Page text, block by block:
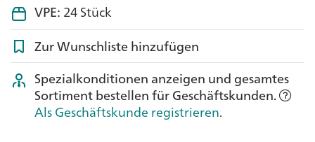
VPE:24 Stück
Zur Wunschliste hinzufügen
Spezialkonditionen anzeigen und gesamtes
Sortiment bestellen für Geschäftskunden.
Als Geschäftskunde registrieren.